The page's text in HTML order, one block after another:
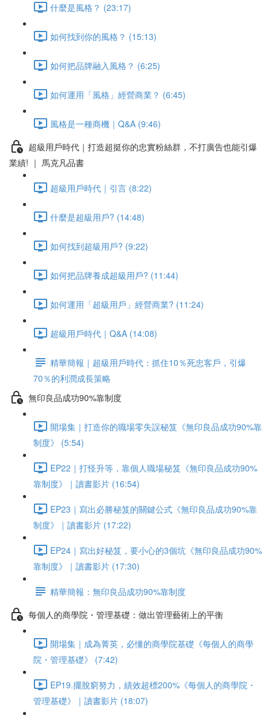
什麼是風格？ (23:17)
如何找到你的風格？ (15:13)
如何把品牌融入風格？ (6:25)
如何運用「風格」經營商業？ (6:45)
風格是一種商機｜Q&A (9:46)
超級用戶時代｜打造超挺你的忠實粉絲群，不打廣告也能引爆
業績! ｜ 馬克凡品書
超級用戶時代｜引言 (8:22)
什麼是超級用戶? (14:48)
如何找到超級用戶? (9:22)
如何把品牌養成超級用戶? (11:44)
如何運用「超級用戶」經營商業? (11:24)
超級用戶時代｜Q&A (14:08)
精華簡報｜超級用戶時代：抓住10％死忠客戶，引爆
70％的利潤成長策略
無印良品成功90%靠制度
開場集｜打造你的職場零失誤秘笈《無印良品成功90%靠
制度》 (5:54)
EP22｜打怪升等，靠個人職場秘笈《無印良品成功90%
靠制度》｜讀書影片 (16:54)
EP23｜寫出必勝秘笈的關鍵公式《無印良品成功90%靠
制度》｜讀書影片 (17:22)
EP24｜寫出好秘笈，要小心的3個坑《無印良品成功90%
靠制度》｜讀書影片 (17:30)
精華簡報：無印良品成功90%靠制度
每個人的商學院・管理基礎：做出管理藝術上的平衡
開場集｜成為菁英，必懂的商學院基礎《每個人的商學
院・管理基礎》 (7:42)
EP19.擺脫窮努力，績效超標200%《每個人的商學院・
管理基礎》｜讀書影片 (18:07)